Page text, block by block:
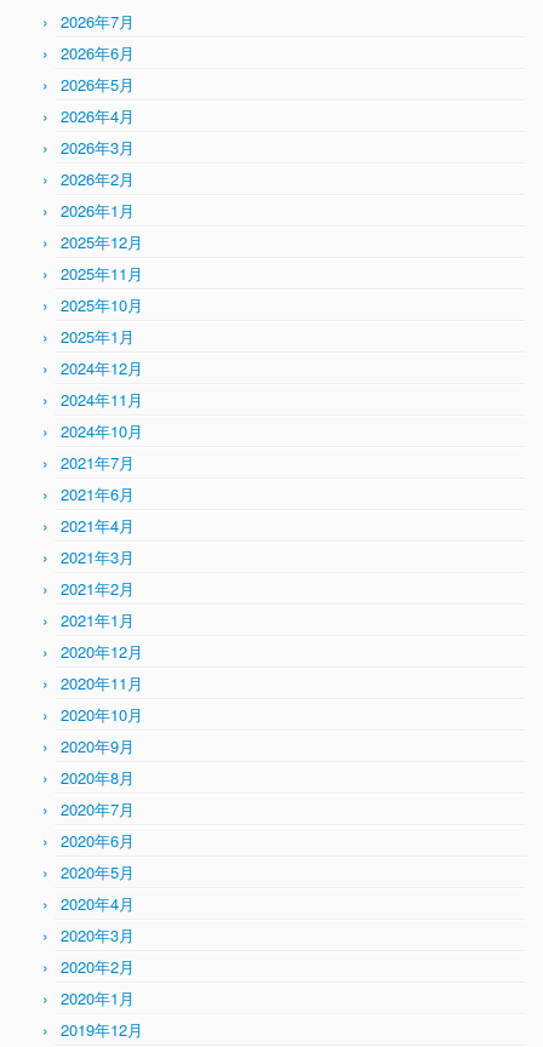
2026年7月
2026年6月
2026年5月
2026年4月
2026年3月
2026年2月
2026年1月
2025年12月
2025年11月
2025年10月
2025年1月
2024年12月
2024年11月
2024年10月
2021年7月
2021年6月
2021年4月
2021年3月
2021年2月
2021年1月
2020年12月
2020年11月
2020年10月
2020年9月
2020年8月
2020年7月
2020年6月
2020年5月
2020年4月
2020年3月
2020年2月
2020年1月
2019年12月